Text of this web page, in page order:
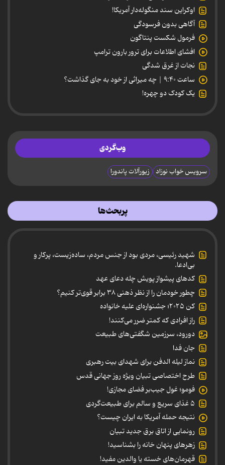
اوکراین سند منگوله‌دار آمریکا!
آگاهی بدون فرسودگی
فرمول شکست پنتاگون
افشای اطلاعات برای ترور بارون ترامپ
نجات از غرق شدگی
ساعت ۹:۴۰ | چه میراثی از خود به جای گذاشت؟
یک کودک دو چهره!
وب‌گردی
سرویس خواب نوزاد زیورآلات پاندورا
پربحث‌ها
شهید رئیسی، مردی بود از جنس مردم، ساده‌زیست، پرکار و
بی‌ادعا.
کدهای پیشواز پویش چله دعای عهد
چطور خودمان را از نظر ذهنی ۳۸ برابر قوی‌تر کنیم؟
کن ۲۰۲۵؛ جشنواره‌ای علیه خانواده
راز افرادی که کمتر ضرر می‌کنند!
دورود، سرزمین شگفتی‌های طبیعت
جان فدا
نماز لیله الدفن برای شهدای بیت رهبری
طرح اختصاصی تبیان ویژه روز جهانی قدس
فومو؛ غول جیب‌بر فضای مجازی!
۵ غذای سریع و سالم برای طبیعت‌گردی
نتیجه حمله آمریکا به ایران چیست؟
رونمایی از اتاق برق جدید تبیان
زهرهای پنهان خانه را بشناسید!
قهرمان‌های خسته یا والدین مفید!